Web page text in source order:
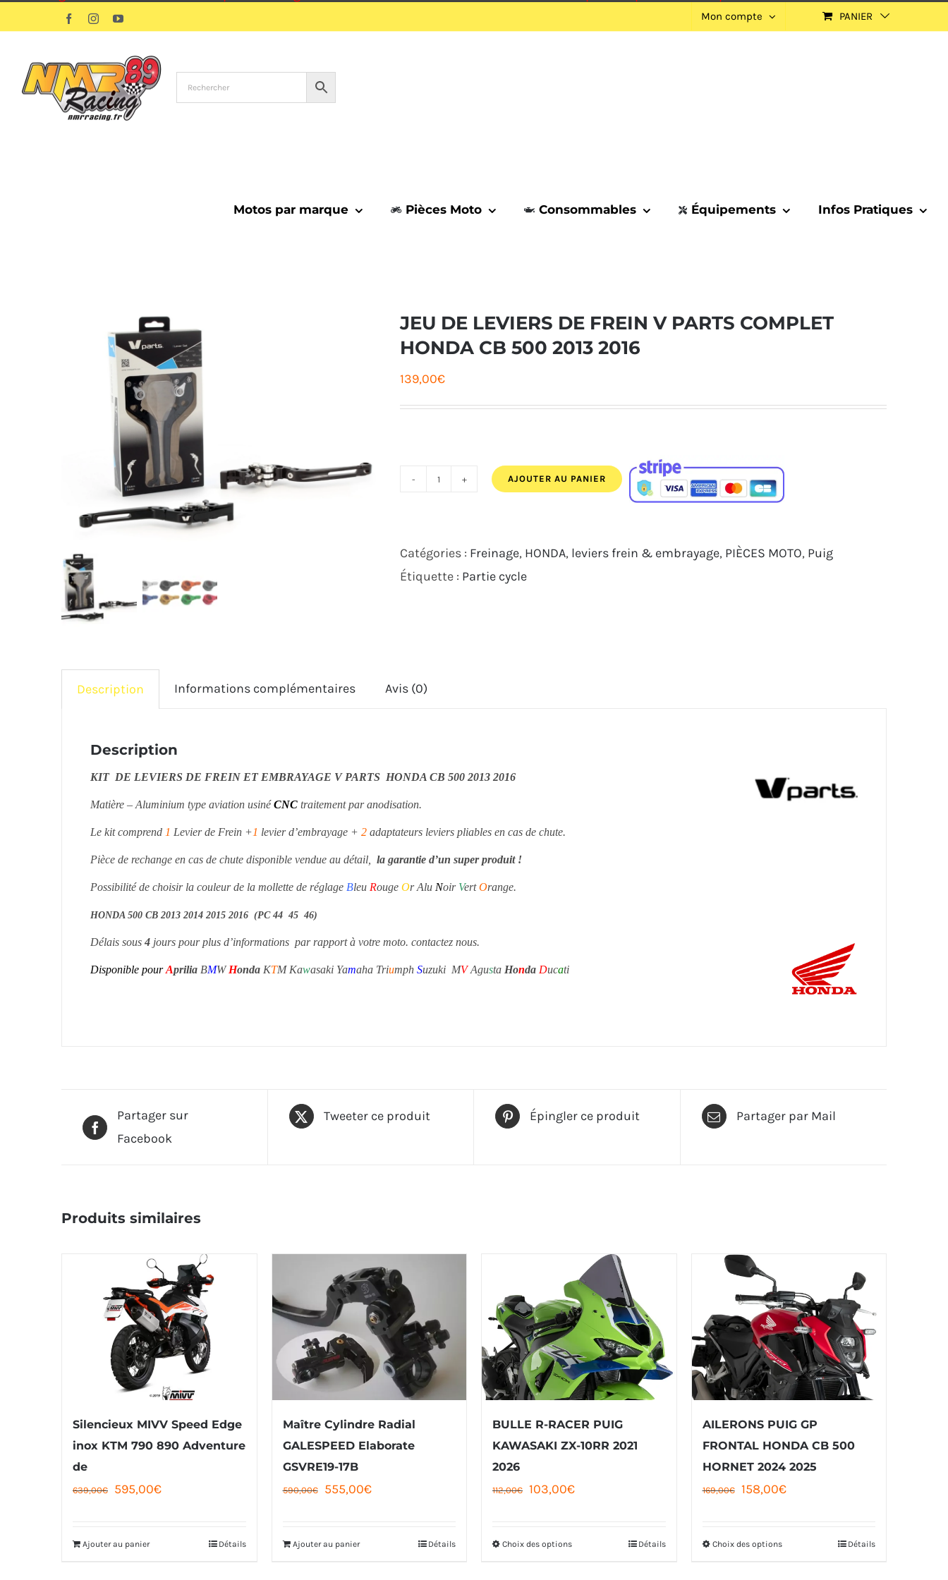
1 septembre.
au
FacebookInstagramYouTube Mon compte PANIER
Motos par marque Pièces Moto Consommables Équipements Infos Pratiques
JEU DE LEVIERS DE FREIN V PARTS COMPLET
HONDA CB 500 2013 2016
139,00€
quantité
DE
LEVIERS
AJOUTER AU PANIER
Catégories : Freinage HONDA leviers frein & embrayage PIÈCES MOTO Puig
Étiquette : Partie cycle
Description Informations complémentaires Avis (0)
Description
KIT DE LEVIERS DE FREIN ET EMBRAYAGE V PARTS HONDA CB 500 2013 2016
Matière – Aluminium type aviation usinéCNC traitement par anodisation.
Le kit comprend 1 Levier de Frein +1 levier d’embrayage + 2 adaptateurs leviers pliables en cas de chute.
Pièce de rechange en cas de chute disponible vendue au détail, la garantie d’un super produit !
Possibilité de choisir la couleur de la mollette de réglage Bleu Rouge Or Alu Noir VertOrange.
HONDA 500 CB 2013 2014 2015 2016 (PC 44 45 46)
Délais sous 4 jours pour plus d’informations par rapport à votre moto. contactez nous.
Disponible pour Aprilia BMWHonda KTM Kawasaki Yamaha Triumph Suzuki MVAgusta Honda Ducati
Partager sur
Facebook
Tweeter ce produit Épingler ce produit Partager par Mail
Produits similaires
Silencieux MIVV Speed Edge
inox KTM 790 890 Adventure
de
639,00€
Le
595,00€Le
Ajouter au panier Détails
Maître Cylindre Radial
GALESPEED Elaborate
GSVRE19-17B
590,00€
Le
555,00€Le
Ajouter au panier Détails
BULLE R-RACER PUIG
KAWASAKI ZX-10RR 2021
2026
112,00€ Le
103,00€Le
Choix des optionsCe
Détails
AILERONS PUIG GP
FRONTAL HONDA CB 500
HORNET 2024 2025
169,00€
Le
158,00€Le
Choix des optionsCe
Détails